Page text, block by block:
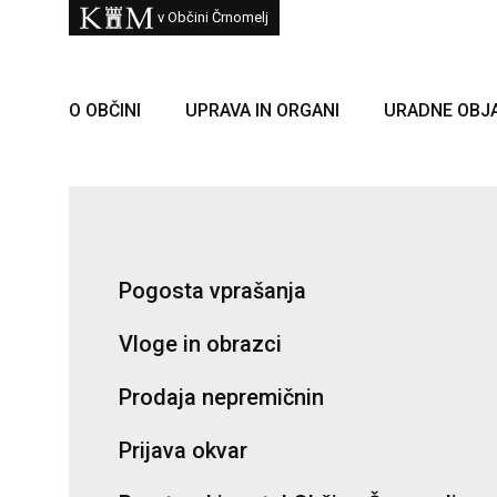
Skoči na vsebino Kam
v Občini Črnomelj
O OBČINI UPRAVA IN ORGANI URADNE
Pogosta vprašanja
Vloge in obrazci
Prodaja nepremičnin
Prijava okvar